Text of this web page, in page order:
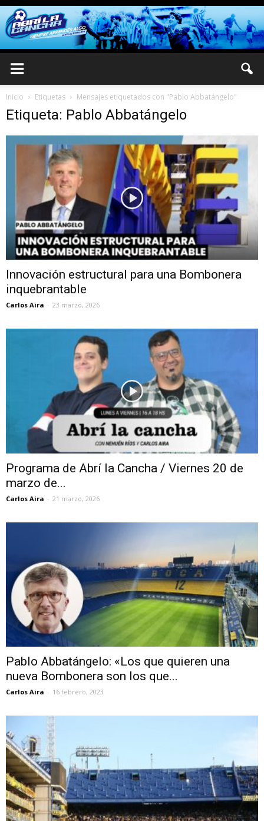
Inicio Etiquetas Mensajes etiquetados con "Pablo Abbatángelo"
Etiqueta: Pablo Abbatángelo
Innovación estructural para una Bombonera
inquebrantable
Carlos Aira - 23 marzo, 2026
Programa de Abrí la Cancha / Viernes 20 de
marzo de...
Carlos Aira - 21 marzo, 2026
Pablo Abbatángelo: «Los que quieren una
nueva Bombonera son los que...
Carlos Aira - 16 febrero, 2023